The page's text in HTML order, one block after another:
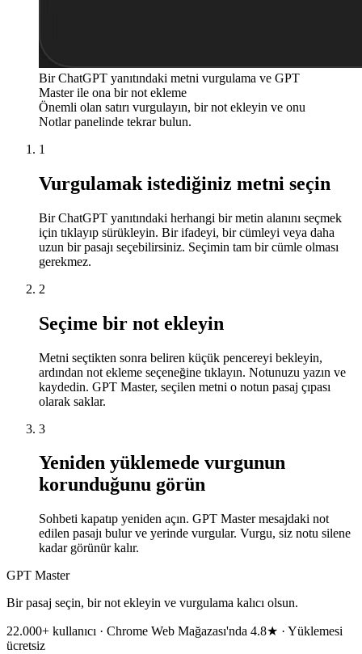
Bir ChatGPT yanıtındaki metni vurgulama ve GPT
Master ile ona bir not ekleme
Önemli olan satırı vurgulayın, bir not ekleyin ve onu
Notlar panelinde tekrar bulun.
1
Vurgulamak istediğiniz metni seçin
Bir ChatGPT yanıtındaki herhangi bir metin alanını seçmek
için tıklayıp sürükleyin. Bir ifadeyi, bir cümleyi veya daha
uzun bir pasajı seçebilirsiniz. Seçimin tam bir cümle olması
gerekmez.
2
Seçime bir not ekleyin
Metni seçtikten sonra beliren küçük pencereyi bekleyin,
ardından not ekleme seçeneğine tıklayın. Notunuzu yazın ve
kaydedin. GPT Master, seçilen metni o notun pasaj çıpası
olarak saklar.
3
Yeniden yüklemede vurgunun
korunduğunu görün
Sohbeti kapatıp yeniden açın. GPT Master mesajdaki not
edilen pasajı bulur ve yerinde vurgular. Vurgu, siz notu silene
kadar görünür kalır.
GPT Master
Bir pasaj seçin, bir not ekleyin ve vurgulama kalıcı olsun.
22.000+ kullanıcı · Chrome Web Mağazası'nda 4.8★ · Yüklemesi
ücretsiz